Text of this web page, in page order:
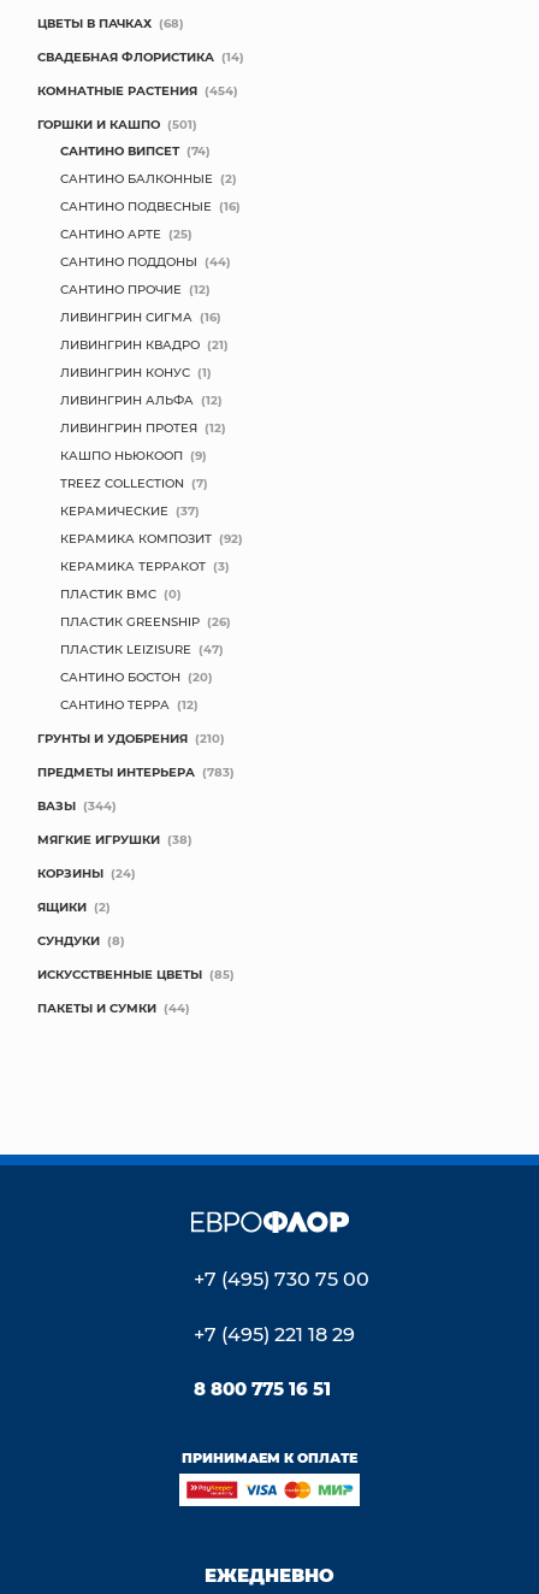
ЦВЕТЫ В ПАЧКАХ (68)
СВАДЕБНАЯ ФЛОРИСТИКА (14)
КОМНАТНЫЕ РАСТЕНИЯ (454)
ГОРШКИ И КАШПО (501)
САНТИНО ВИПСЕТ (74)
САНТИНО БАЛКОННЫЕ (2)
САНТИНО ПОДВЕСНЫЕ (16)
САНТИНО АРТЕ (25)
САНТИНО ПОДДОНЫ (44)
САНТИНО ПРОЧИЕ (12)
ЛИВИНГРИН СИГМА (16)
ЛИВИНГРИН КВАДРО (21)
ЛИВИНГРИН КОНУС (1)
ЛИВИНГРИН АЛЬФА (12)
ЛИВИНГРИН ПРОТЕЯ (12)
КАШПО НЬЮКООП (9)
TREEZ COLLECTION (7)
КЕРАМИЧЕСКИЕ (37)
КЕРАМИКА КОМПОЗИТ (92)
КЕРАМИКА ТЕРРАКОТ (3)
ПЛАСТИК BMC (0)
ПЛАСТИК GREENSHIP (26)
ПЛАСТИК LEIZISURE (47)
САНТИНО БОСТОН (20)
САНТИНО ТЕРРА (12)
ГРУНТЫ И УДОБРЕНИЯ (210)
ПРЕДМЕТЫ ИНТЕРЬЕРА (783)
ВАЗЫ (344)
МЯГКИЕ ИГРУШКИ (38)
КОРЗИНЫ (24)
ЯЩИКИ (2)
СУНДУКИ (8)
ИСКУССТВЕННЫЕ ЦВЕТЫ (85)
ПАКЕТЫ И СУМКИ (44)
+7 (495) 730 75 00
+7 (495) 221 18 29
8 800 775 16 51
ПРИНИМАЕМ К ОПЛАТЕ
ЕЖЕДНЕВНО